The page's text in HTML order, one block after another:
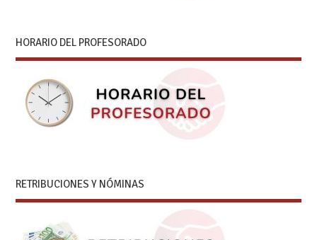
HORARIO DEL PROFESORADO
RETRIBUCIONES Y NÓMINAS